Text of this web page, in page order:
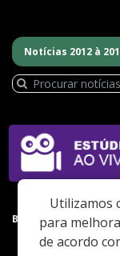
Notícias 2012 à
BAIXE NOSSO APP
Utilizamos
para
de acordo